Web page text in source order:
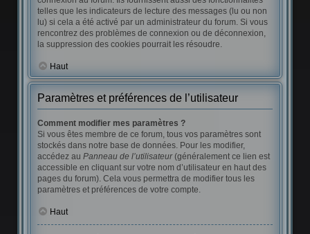
telles que les indicateurs de lecture des messages (lu ou non
lu) si cela a été activé par un administrateur du forum. Si vous
rencontrez des problèmes de connexion ou de déconnexion,
la suppression des cookies pourrait les résoudre.
Haut
Paramètres et préférences de l’utilisateur
Comment modifier mes paramètres ?
Si vous êtes membre de ce forum, tous vos paramètres sont
stockés dans notre base de données. Pour les modifier,
accédez au Panneau de l’utilisateur(généralement ce lien est
accessible en cliquant sur votre nom d’utilisateur en haut des
pages du forum). Cela vous permettra de modifier tous les
paramètres et préférences de votre compte.
Haut